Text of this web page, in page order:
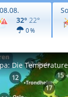
32° 22°
0 %
Die